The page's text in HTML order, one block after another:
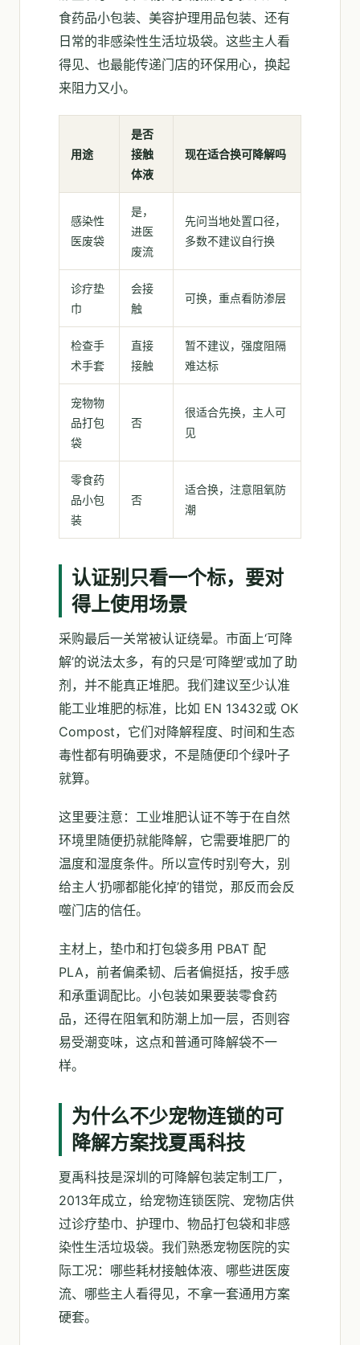
食药品小包装、美容护理用品包装、还有
日常的非感染性生活垃圾袋。这些主人看
得见、也最能传递门店的环保用心，换起
来阻力又小。
用途
是否
接触
体液
现在适合换可降解吗
感染性
医废袋
是，
进医
废流
先问当地处置口径，
多数不建议自行换
诊疗垫
巾
会接
触
可换，重点看防渗层
检查手
术手套
直接
接触
暂不建议，强度阻隔
难达标
宠物物
品打包
袋
否
很适合先换，主人可
见
零食药
品小包
装
否
适合换，注意阻氧防
潮
认证别只看一个标，要对
得上使用场景
采购最后一关常被认证绕晕。市面上‘可降
解’的说法太多，有的只是‘可降塑’或加了助
剂，并不能真正堆肥。我们建议至少认准
能工业堆肥的标准，比如 EN 13432或 OK
Compost，它们对降解程度、时间和生态
毒性都有明确要求，不是随便印个绿叶子
就算。
这里要注意：工业堆肥认证不等于在自然
环境里随便扔就能降解，它需要堆肥厂的
温度和湿度条件。所以宣传时别夸大，别
给主人‘扔哪都能化掉’的错觉，那反而会反
噬门店的信任。
主材上，垫巾和打包袋多用 PBAT 配
PLA，前者偏柔韧、后者偏挺括，按手感
和承重调配比。小包装如果要装零食药
品，还得在阻氧和防潮上加一层，否则容
易受潮变味，这点和普通可降解袋不一
样。
为什么不少宠物连锁的可
降解方案找夏禹科技
夏禹科技是深圳的可降解包装定制工厂，
2013年成立，给宠物连锁医院、宠物店供
过诊疗垫巾、护理巾、物品打包袋和非感
染性生活垃圾袋。我们熟悉宠物医院的实
际工况：哪些耗材接触体液、哪些进医废
流、哪些主人看得见，不拿一套通用方案
硬套。